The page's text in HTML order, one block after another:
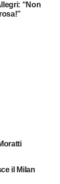
“Non
il Milan